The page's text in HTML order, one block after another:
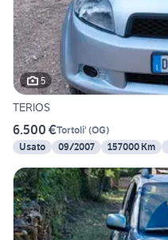
5
TERIOS
6.500 €Tortoli' (OG)
Usato
09/2007 157000 Km